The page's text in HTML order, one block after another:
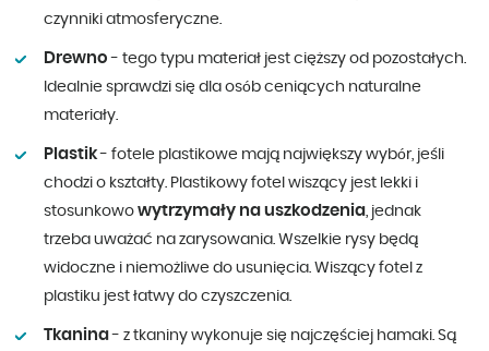
czynniki atmosferyczne.
Drewno - tego typu materiał jest cięższy od pozostałych.
Idealnie sprawdzi się dla osób ceniących naturalne
materiały.
Plastik- fotele plastikowe mają największy wybór, jeśli
chodzi o kształty. Plastikowy fotel wiszący jest lekki i
stosunkowo wytrzymały na uszkodzenia, jednak
trzeba uważać na zarysowania. Wszelkie rysy będą
widoczne i niemożliwe do usunięcia. Wiszący fotel z
plastiku jest łatwy do czyszczenia.
Tkanina- z tkaniny wykonuje się najczęściej hamaki. Są